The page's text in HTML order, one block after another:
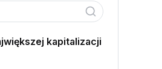
kapitalizacji